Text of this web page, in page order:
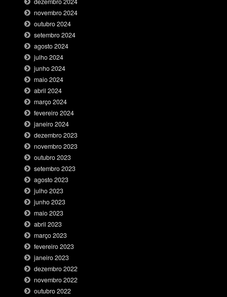
novembro 2024
outubro 2024
setembro 2024
agosto 2024
julho 2024
junho 2024
maio 2024
abril 2024
março 2024
fevereiro 2024
janeiro 2024
dezembro 2023
novembro 2023
outubro 2023
setembro 2023
agosto 2023
julho 2023
junho 2023
maio 2023
abril 2023
março 2023
fevereiro 2023
janeiro 2023
dezembro 2022
novembro 2022
outubro 2022